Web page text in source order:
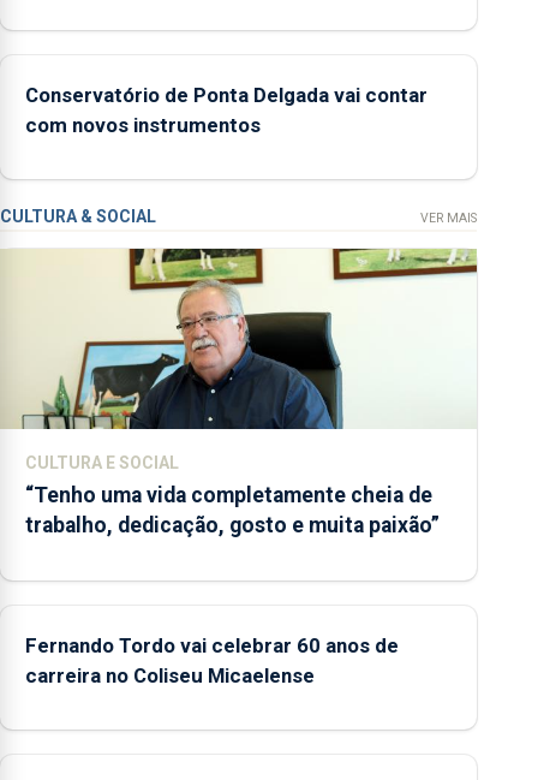
Flores apresenta um
significativo” da
CPUE entre 2022 e
Conservatório de Ponta Delgada vai contar
com novos instrumentos
CULTURA & SOCIAL VER MAIS
CULTURA E SOCIAL
“Tenho uma vida completamente cheia de
trabalho, dedicação, gosto e muita paixão”
Fernando Tordo vai celebrar 60 anos de
carreira no Coliseu Micaelense